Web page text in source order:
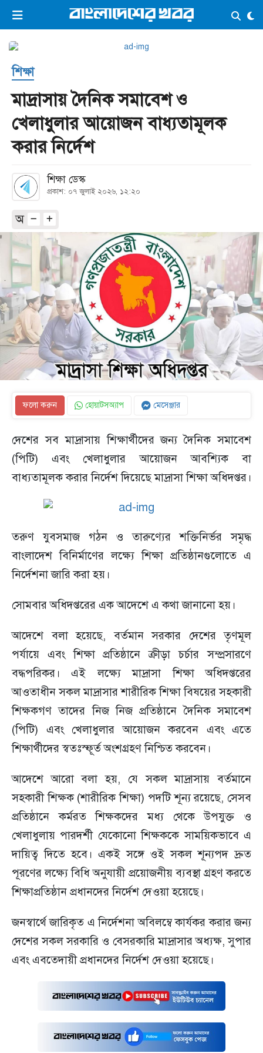
ভিডিও ই-পেপার লগইন ×
প্রচ্ছদ
সর্বশেষ
সব বিভাগ
আর্কাইভ
কনভার্টার
শিক্ষা
মাদ্রাসায় দৈনিক সমাবেশ ও
খেলাধুলার আয়োজন বাধ্যতামূলক
করার নির্দেশ
শিক্ষা ডেস্ক
প্রকাশ: ০৭ জুলাই ২০২৬, ১২:২০
অ
ফলো করুন হোয়াটসঅ্যাপ মেসেঞ্জার
দেশের সব মাদ্রাসায় শিক্ষার্থীদের জন্য দৈনিক সমাবেশ
(পিটি) এবং খেলাধুলার আয়োজন আবশ্যিক বা
বাধ্যতামূলক করার নির্দেশ দিয়েছে মাদ্রাসা শিক্ষা অধিদপ্তর।
তরুণ যুবসমাজ গঠন ও তারুণ্যের শক্তিনির্ভর সমৃদ্ধ
বাংলাদেশ বিনির্মাণের লক্ষ্যে শিক্ষা প্রতিষ্ঠানগুলোতে এ
নির্দেশনা জারি করা হয়।
সোমবার অধিদপ্তরের এক আদেশে এ কথা জানানো হয়।
আদেশে বলা হয়েছে, বর্তমান সরকার দেশের তৃণমূল
পর্যায়ে এবং শিক্ষা প্রতিষ্ঠানে ক্রীড়া চর্চার সম্প্রসারণে
বদ্ধপরিকর। এই লক্ষ্যে মাদ্রাসা শিক্ষা অধিদপ্তরের
আওতাধীন সকল মাদ্রাসার শারীরিক শিক্ষা বিষয়ের সহকারী
শিক্ষকগণ তাদের নিজ নিজ প্রতিষ্ঠানে দৈনিক সমাবেশ
(পিটি) এবং খেলাধুলার আয়োজন করবেন এবং এতে
শিক্ষার্থীদের স্বতঃস্ফূর্ত অংশগ্রহণ নিশ্চিত করবেন।
আদেশে আরো বলা হয়, যে সকল মাদ্রাসায় বর্তমানে
সহকারী শিক্ষক (শারীরিক শিক্ষা) পদটি শূন্য রয়েছে, সেসব
প্রতিষ্ঠানে কর্মরত শিক্ষকদের মধ্য থেকে উপযুক্ত ও
খেলাধুলায় পারদর্শী যেকোনো শিক্ষককে সাময়িকভাবে এ
দায়িত্ব দিতে হবে। একই সঙ্গে ওই সকল শূন্যপদ দ্রুত
পূরণের লক্ষ্যে বিধি অনুযায়ী প্রয়োজনীয় ব্যবস্থা গ্রহণ করতে
শিক্ষাপ্রতিষ্ঠান প্রধানদের নির্দেশ দেওয়া হয়েছে।
জনস্বার্থে জারিকৃত এ নির্দেশনা অবিলম্বে কার্যকর করার জন্য
দেশের সকল সরকারি ও বেসরকারি মাদ্রাসার অধ্যক্ষ, সুপার
এবং এবতেদায়ী প্রধানদের নির্দেশ দেওয়া হয়েছে।